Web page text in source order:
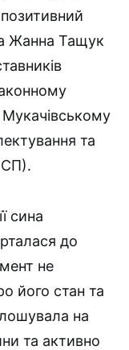
Жанна Тащук
Мукачівському
та
СП).
сина
до
не
його стан та
на
та активно